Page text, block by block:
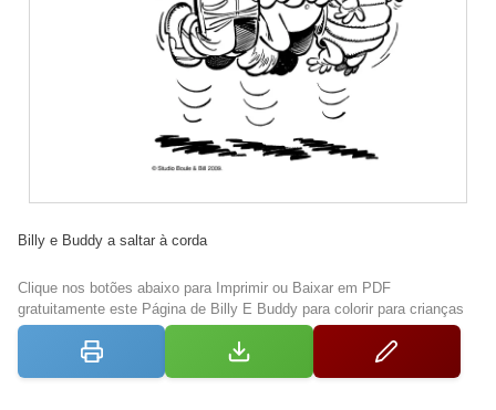
Billy e Buddy a saltar à corda
Clique nos botões abaixo para Imprimir ou Baixar em PDF
gratuitamente este Página de Billy E Buddy para colorir para crianças